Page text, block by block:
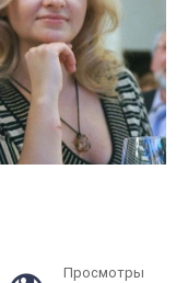
Просмотры